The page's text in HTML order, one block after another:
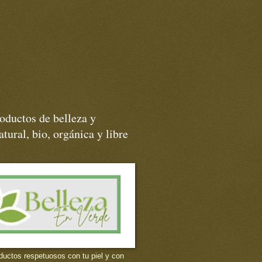
de belleza y
bio, orgánica y libre
respetuosos con tu piel y con